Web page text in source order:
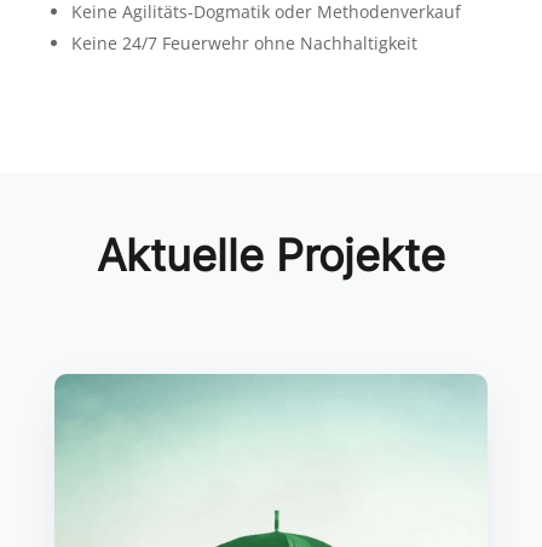
Keine Agilitäts-Dogmatik oder Methodenverkauf
Keine 24/7 Feuerwehr ohne Nachhaltigkeit
Aktuelle Projekte